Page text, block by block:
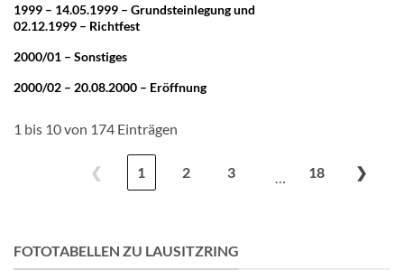
1999 – 14.05.1999 – Grundsteinlegung und
02.12.1999 – Richtfest
2000/01 – Sonstiges
2000/02 – 20.08.2000 – Eröffnung
1 bis 10 von 174 Einträgen
❮ 1 2 3 18 ❯
FOTOTABELLEN ZU LAUSITZRING